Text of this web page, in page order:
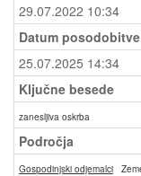
29.07.2022 10:34
Datum posodobitve
25.07.2025 14:34
Ključne besede
zanesljiva oskrba
Področja
Gospodinjski odjemalci